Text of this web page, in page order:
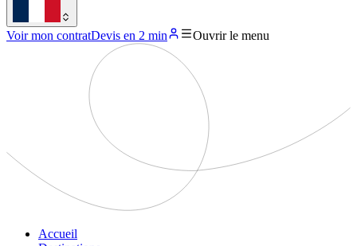
Voir mon contratDevis en 2 min Ouvrir le menu
Accueil